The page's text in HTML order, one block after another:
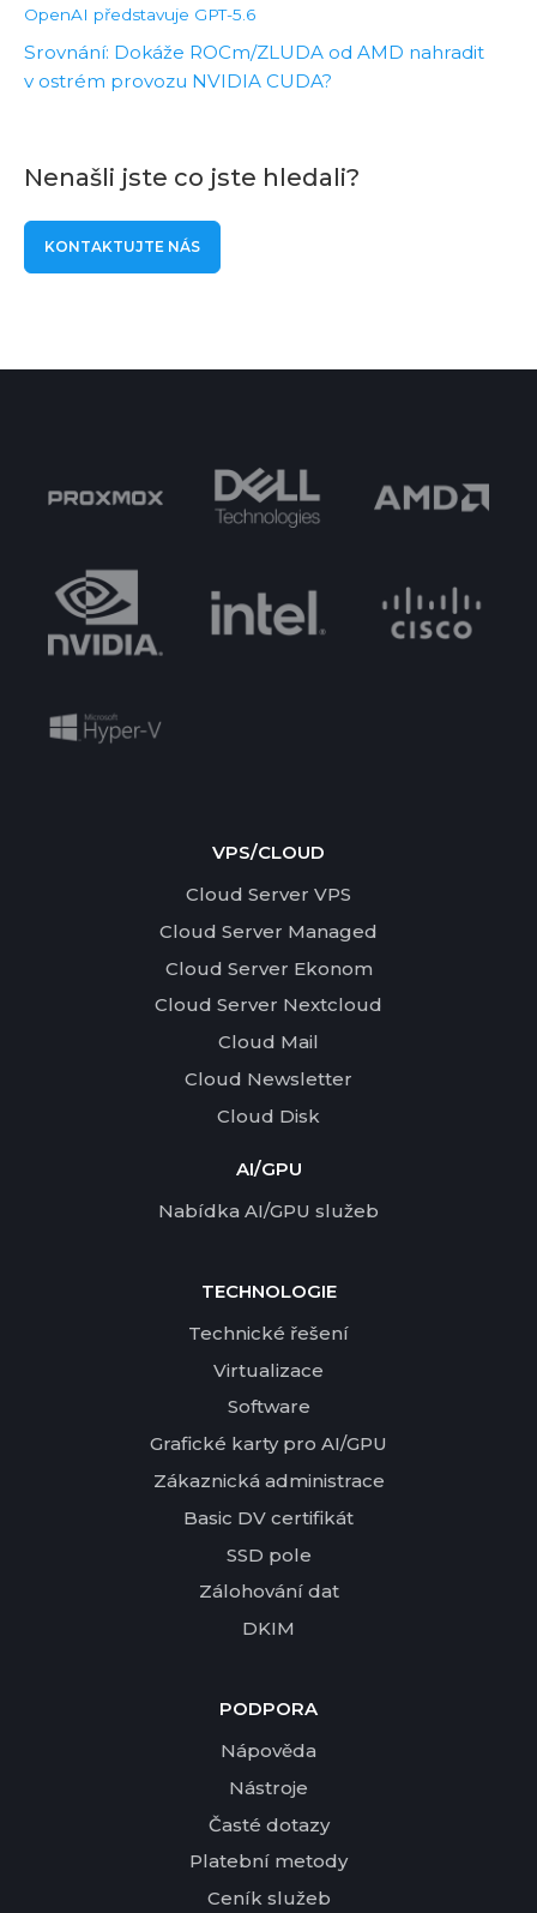
OpenAI představuje GPT-5.6
Srovnání: Dokáže ROCm/ZLUDA od AMD nahradit
v ostrém provozu NVIDIA CUDA?
Nenašli jste co jste hledali?
KONTAKTUJTE NÁS
VPS/CLOUD
Cloud Server VPS
Cloud Server Managed
Cloud Server Ekonom
Cloud Server Nextcloud
Cloud Mail
Cloud Newsletter
Cloud Disk
AI/GPU
Nabídka AI/GPU služeb
TECHNOLOGIE
Technické řešení
Virtualizace
Software
Grafické karty pro AI/GPU
Zákaznická administrace
Basic DV certifikát
SSD pole
Zálohování dat
DKIM
PODPORA
Nápověda
Nástroje
Časté dotazy
Platební metody
Ceník služeb